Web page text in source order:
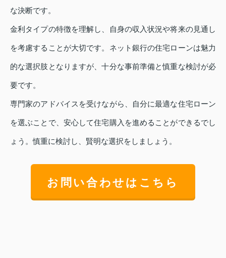
な決断です。
金利タイプの特徴を理解し、自身の収入状況や将来の見通し
を考慮することが大切です。ネット銀行の住宅ローンは魅力
的な選択肢となりますが、十分な事前準備と慎重な検討が必
要です。
専門家のアドバイスを受けながら、自分に最適な住宅ローン
を選ぶことで、安心して住宅購入を進めることができるでし
ょう。慎重に検討し、賢明な選択をしましょう。
お問い合わせはこちら